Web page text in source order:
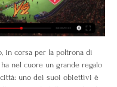
turno di Serie A a Maracanà, trasmissione di TMW Radio, è stato l'ex fischietto Mauro Bergonzi. Su Inter-Juve "Rocchi ha dimostrato come si arbitra una partita di calcio. Da manuale. Una delle partite migliori che ha arbitrato in carriera.

Calcio: Mantova Risultati in diretta, Calendario, Risultati V. Atalanta U23. Mantova. 0. 2. 24.11.2023. V. Mostra più incontri. Programma. ITALIA: Serie C - Girone A. Mantova. Triestina. 09.02. 11:45. Alessandria.

/ Repubblica Ceca / Avete mai pensato a trasferirvi in Repubblica Ceca? Avete mai pensato a trasferirvi in Repubblica Ceca? Aprile 16, 2013 by Aldo Mencaraglia 16 Comments.

La Valle - L.V.L. Interlines S.R.L. - Autolinee a Cosenza. Consulta Indirizzi, Telefono, Mappa Interattiva e leggi le recensioni degli utenti.

Parte stasera, giovedì 10 novembre 2016, L'importante è avere un piano, late night show di Stefano Bollani in onda su Rai1 in seconda serata. Sette le puntate previste in onda ogni giovedì. Blogo, a margine della conferenza stampa di presentazione della nuova trasmissione, ha incontrato il

Quella che prevede l’inclusione del Mantova nel girone D, quello a prevalenza emiliana. Come accadde alla Castellana dal 2007 al 2010, quando si trovò come avversarie anche marchigiane ed umbre. L’anno scorso nel girone D vennero inserite ben 7 lombarde: Adrense, Calvina, Ciliverghe, Crema, Lodi, Oltrepò, Pavia e Pergolettese.

Serie C, dove vedere Triestina-Mantova diretta tv e streaming 27 set 2023 — Scopri dove vedere Triestina-Mantova in diretta tv e streaming, match valido per la sesta giornata della Serie C (Girone A)

Luca Jurman non lascia nessuna freccia nel suo arco e colpisce i tre ragazzi che lui ha contribuito a rendere famosi, ovvero Marco Carta, Alessandra Amoroso (in lizza per diventare una dei nuovi coach) e Valerio Scanu. Racconta che da quando hanno lasciato la scuola di Amici con un enorme successo, nessuno dei tre lo ha più chiamato.

Diretta Catania Reggina streaming video. La ripresa si è aperta con una sostituzione decisa da mister Cevoli che ha lasciato negli spogliatoi Procopio e gettando nella. di novembre, in panchina c’era Andrea Sottil e il gol della vittoria, arrivata sul filo di lana, lo aveva segnato Alessandro Marotta al minuto 88, con un tap.

L'Empoli torna alla vittoria dopo sei turni in cui aveva raccolto un solo punto. Era la giornata degli ex Lodi e Campilongo, che esordiva sulla panchina ciociara proprio nel suo vecchio stadio. Finisce

Calcio: Triestina Risultati in diretta, Calendario, Risultati Mantova, mister Possanzini: «La Triestina ha cambiato tecnico? È la terza V. Mostra più incontri. Programma. ITALIA: Serie C - Girone A. Mantova. Triestina.

Sono partiti in 654, sono arrivati in 247: l’alfa e l’omega del Day 2A di IPO 22 li potremmo riassumere così. In mezzo, in questo primo dei due Day 2 previsti, solita carrellata di emozioni e spettacolo che solo un evento da oltre 3.300 entry sa dare. A cominciare dai due chip leader, il

Il Trapani Calcio, nella stagione 2011-2012 di Lega Pro Prima Divisione, dopo un campionato sorprendentemente di alta classifica (la matricola siciliana fu in testa dalla 21ª alla 32ª giornata con nove vittorie consecutive tra dicembre e febbraio), vide diradarsi ed annullarsi il cospicuo vantaggio in favore dello Spezia (a dieci giornate.

hamilton harriet - 4. 2 hamilton harriet - 4. 2 hamilton harriet - 4. 2 62 26 62 rotondo vittoria - 4. 3 61 61 (24) truden alessia - 4. 2 rosi francesca - 4. 1 rosi francesca - 4. 1 26 76 61 (4) traversi costanza - 3. 5 medioli camilla - 4. 2 traversi costanza - 3. 5 tofacchi alessandra - 4. 3 63 62 tofacchi alessandra - …

Triestina vs Mantova risultati, statistiche H2H | Calcio Segui Triestina vs Mantova risultati, statistiche h2h, ultimi risultati, news e altre informazioni su Diretta.

Triestina – Mantova: dove vederla in diretta tv, streaming e 20 ott 2021 — Mancano poco meno di 24 ore al match tra Triestina e Mantova, valevole per la decima giornata del girone A. Ma dove vedere la partita in ...

L’agenzia di Inveruno da molti anni opera con professionalità sul territorio, offrendo alla propria clientela elevati livelli di consulenza. Corrado Malvestito insieme al suo staff di collaboratori ti offre consulenza e servizi per la tutela della persona, della famiglia, del patrimonio, dell'attività, unitamente a soluzioni per il risparmio e per la previdenza.

Nel pomeriggio domenicale della 36esima giornata di Serie A sono andate in scena due partite chiave per la lotta salvezza: l’Empoli ha sbancato a Marassi vincendo 2-1 a casa della Sampdoria mentre allo Stirpe l’Udinese ha travolto in trasferta per 3-1 il Frosinone già retrocesso (IL RACCONTO DELLE PARTITE).

Le mosse saranno raccontate in diretta per rendere partecipe del gioco il pubblico, che seguirà la gara dagli spalti merlati della rocca. Nel pomeriggio, sempre in tema di scacchi, presso il portico rosso di via Orefici si terrà una gara di scacchi in collaborazione col circolo di Crema.

Mantova - Triestina Dove Guardare in TV? | Lo sport in diretta TV e streaming oggi - Partite, orari e canali su TVsportiva. La visione di TVsportiva é quella di essere la guida perfetta per tutti ...

Anticipo con vista secondo posto per il Sassuolo. I neroverdi scendono in campo venerdì alle 20.45 contro l’Empoli per la prima partita del 32° turno: in caso di vittoria la squadra di Pea potrà agganciare almeno per una notte il Pescara, a -1 dal Torino, sebbene gli abruzzesi siano in

Mantova vs FC Lumezzane | Serie C Triestina logo Triestina. 46. 241446. 422319. Atalanta II logo Atalanta II. 38. 23 Video · Segnalazioni · Opinioni · Accedi. PadovaOggi è in caricamento. , ma ...

Ma dove sarà possibile vedere il Tour in diretta tv? Anche quest'anno la Grande Boucle sarà visibile in diretta tv sia sulla Rai che su Eurosport. Dopo aver assistito al Giro d'Italia 2019 il grande ciclismo torna su Rai 2. Oltre al secondo canale ci sarà la trasmissione in diretta su RaiSport finché non comincerà la diretta sull'altro canale.

"Roma-Astra Giurgiu dove vederla?". "Roma-Astra Giurgiu in streaming?", "Come vedere l'Europa League in tv?". Dopo l'eliminazione dai playoffi di Champions League, la squadra di Luciano Spalletti è stata retrocessa nella seconda competiz